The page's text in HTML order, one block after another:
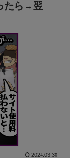
たら→翌
2024.03.30